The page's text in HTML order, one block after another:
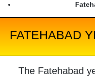
FATEHABAD
The Fatehabad